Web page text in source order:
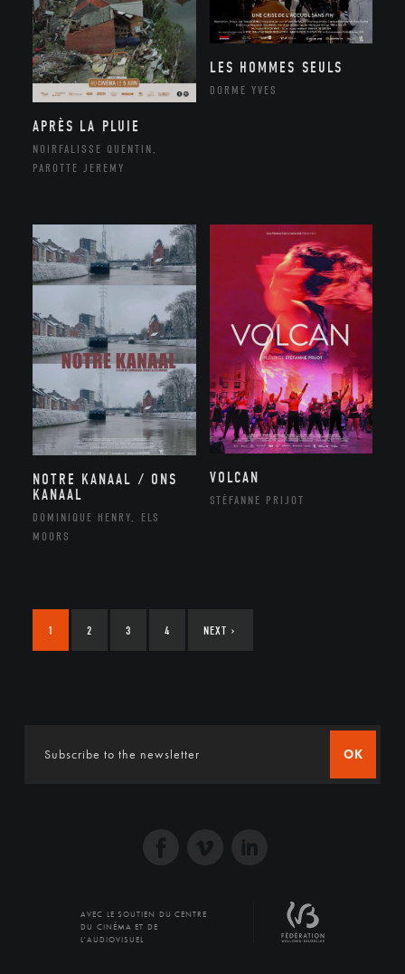
APRÈS LA PLUIE
NOIRFALISSE QUENTIN,
PAROTTE JEREMY
LES HOMMES SEULS
DORME YVES
NOTRE KANAAL / ONS
KANAAL
DOMINIQUE HENRY, ELS
MOORS
VOLCAN
STÉFANNE PRIJOT
1 2 3 4 NEXT ›
OK
AVEC LE SOUTIEN DU CENTRE
DU CINÉMA ET DE
L'AUDIOVISUEL